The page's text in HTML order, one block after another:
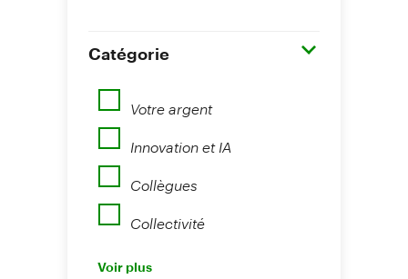
Catégorie
Votre argent
Innovation et IA
Collègues
Collectivité
Perspectives
Voir plus